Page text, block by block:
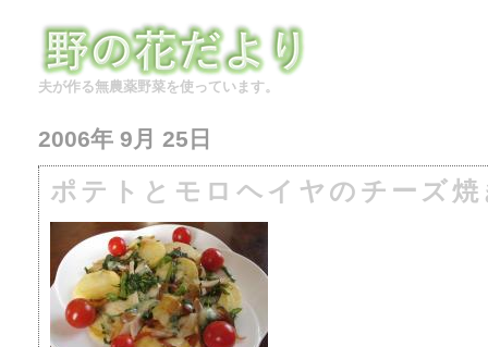
夫が作る無農薬野菜を使っています。
2006年 9月 25日
ポテトとモロヘイヤのチーズ焼